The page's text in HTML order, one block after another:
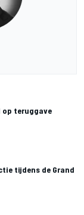
op teruggave
tijdens de Grand